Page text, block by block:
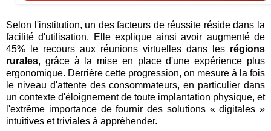
Selon l'institution, un des facteurs de réussite réside dans la
facilité d'utilisation. Elle explique ainsi avoir augmenté de
45% le recours aux réunions virtuelles dans les régions
rurales, grâce à la mise en place d'une expérience plus
ergonomique. Derrière cette progression, on mesure à la fois
le niveau d'attente des consommateurs, en particulier dans
un contexte d'éloignement de toute implantation physique, et
l'extrême importance de fournir des solutions « digitales »
intuitives et triviales à appréhender.